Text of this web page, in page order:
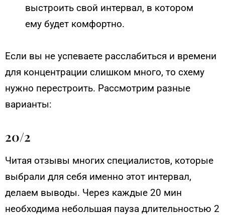
выстроить свой интервал, в котором
ему будет комфортно.
Если вы не успеваете расслабиться и времени
для концентрации слишком много, то схему
нужно перестроить. Рассмотрим разные
варианты:
20/2
Читая отзывы многих специалистов, которые
выбрали для себя именно этот интервал,
делаем выводы. Через каждые 20 мин
необходима небольшая пауза длительностью 2